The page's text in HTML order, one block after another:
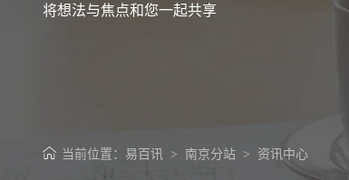
将想法与焦点和您一起共享
当前位置： 易百讯 > 南京分站 > 资讯中心